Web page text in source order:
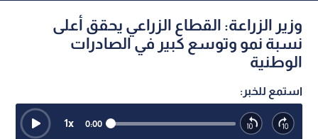
وزير الزراعة: القطاع الزراعي يحقق أعلى
نسبة نمو وتوسع كبير في الصادرات
الوطنية
استمع للخبر:
0:00
1x